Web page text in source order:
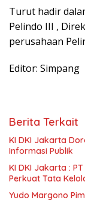
Turut hadir
Pelindo III ,
perusahaan
Editor: Simpang
Berita Terkait
KI DKI Jakarta
Informasi Publik
KI DKI Jakarta :
Perkuat Tata
Yudo Margono